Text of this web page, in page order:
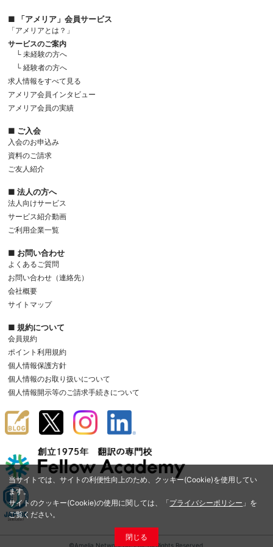
当サイトでは、サイトの利便性向上のため、クッキー(Cookie)を使用してい
ます。
サイトのクッキー(Cookie)の使用に関しては、「プライバシーポリシー 」を
ご覧ください。
閉じる
■ 「アメリア」会員サービス
「アメリアとは？」
サービスのご案内
└ 未経験の方へ
└ 経験者の方へ
求人情報をすべて見る
アメリア会員インタビュー
アメリア会員の実績
■ ご入会
入会のお申込み
資料のご請求
ご友人紹介
■ 法人の方へ
法人向けサービス
サービス紹介動画
ご利用企業一覧
■ お問い合わせ
よくあるご質問
お問い合わせ（連絡先）
会社概要
サイトマップ
■ 規約について
会員規約
ポイント利用規約
個人情報保護方針
個人情報のお取り扱いについて
個人情報開示等のご請求手続きについて
©Amelia Network Co.,Ltd. All Rights Reserved.